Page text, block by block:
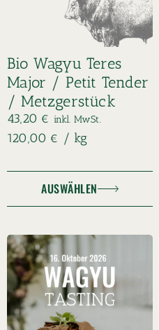
Bio Wagyu Teres
Major / Petit Tender
/ Metzgerstück
43,20 € inkl. MwSt.
120,00 € / kg
AUSWÄHLEN